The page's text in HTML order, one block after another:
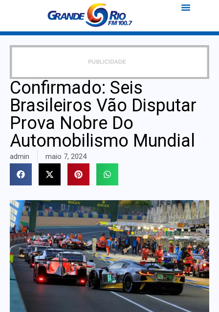
Confirmado: Seis
Brasileiros Vão Disputar
Prova Nobre Do
Automobilismo Mundial
admin maio 7, 2024